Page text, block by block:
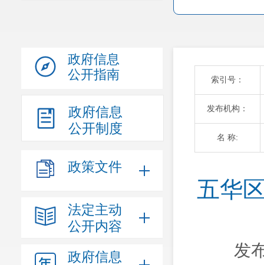
政府信息
公开指南
政府信息
公开制度
政策文件
法定主动
公开内容
政府信息
索引号：
发布机构：
名 称:
五华
发